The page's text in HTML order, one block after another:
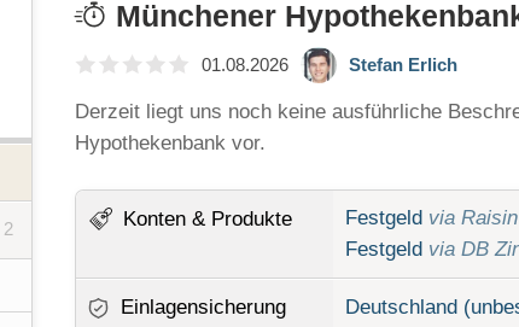
2
Münchener
01.08.2026 Stefan Erlich
Derzeit liegt uns noch keine ausführliche
Hypothekenbank vor.
Konten & Produkte Festgeld via Raisin
Festgeld via DB
Einlagensicherung Deutschland